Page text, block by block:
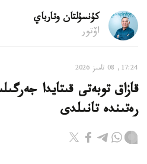
كۇنسۇلتان وتارباي
اۆتور
17:24, 08 تامىز 2026
قازاق توبەتى قىتايدا
رەتىندە تانىلدى